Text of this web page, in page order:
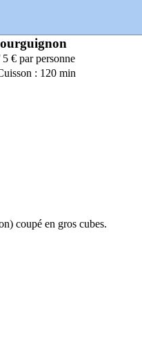
€ par personne
: 120 min
coupé en gros cubes.